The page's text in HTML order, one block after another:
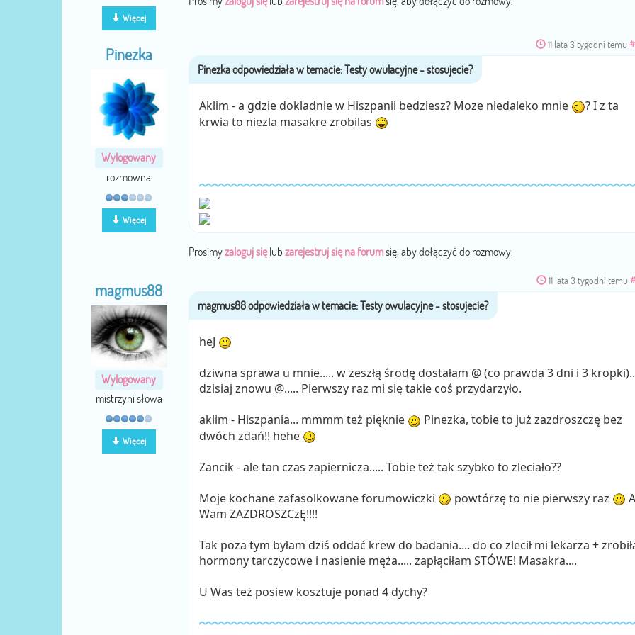
Więcej
Pinezka
Wylogowany
rozmowna
Więcej
11 lata 3 tygodni temu
Aklim - a gdzie dokladnie w Hiszpanii bedziesz? Moze niedaleko mnie
? I z ta
krwia to niezla masakre zrobilas
Prosimyzaloguj sięlub zarejestruj się na forumsię, aby dołączyć do rozmowy.
magmus88
Wylogowany
mistrzyni słowa
Więcej
11 lata 3 tygodni temu
heJ
dziwna sprawa u mnie..... w zeszłą środę dostałam @ (co prawda 3 dni i 3
dzisiaj znowu @..... Pierwszy raz mi się takie coś przydarzyło.
aklim - Hiszpania... mmmm też pięknie
Pinezka, tobie to już zazdroszczę bez
dwóch zdań!! hehe
Zancik - ale tan czas zapiernicza..... Tobie też tak szybko to zleciało??
Moje kochane zafasolkowane forumowiczki
powtórzę to nie pierwszy raz
Wam ZAZDROSZCzĘ!!!!
Tak poza tym byłam dziś oddać krew do badania.... do co zlecił mi lekarza +
hormony tarczycowe i nasienie męża..... zapłąciłam STÓWE! Masakra....
U Was też posiew kosztuje ponad 4 dychy?